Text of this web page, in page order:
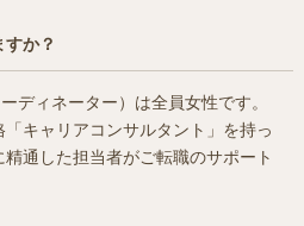
か？
ディネーター）は全員女性です。
キャリアコンサルタント」を持っ
通した担当者がご転職のサポート